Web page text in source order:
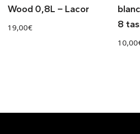
Wood 0,8L – Lacor
19,00€
8
10,00